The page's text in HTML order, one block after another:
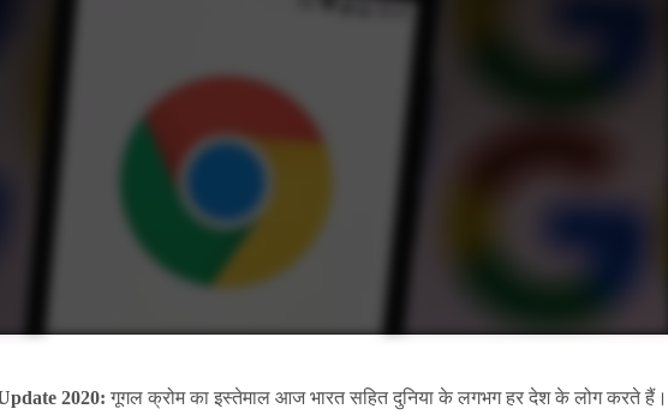
2020:गूगल क्रोम का इस्तेमाल आज भारत सहित दुनिया के लगभग हर देश के लोग करते हैं।